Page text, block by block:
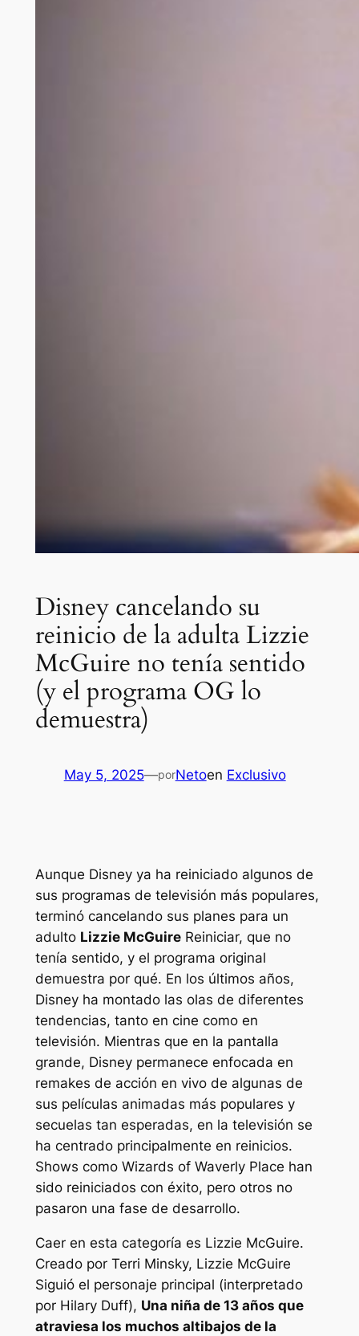
Disney cancelando su
reinicio de la adulta Lizzie
McGuire no tenía sentido
(y el programa OG lo
demuestra)
May 5, 2025—porNetoen Exclusivo
Aunque Disney ya ha reiniciado algunos de
sus programas de televisión más populares,
terminó cancelando sus planes para un
adulto Lizzie McGuireReiniciar, que no
tenía sentido, y el programa original
demuestra por qué. En los últimos años,
Disney ha montado las olas de diferentes
tendencias, tanto en cine como en
televisión. Mientras que en la pantalla
grande, Disney permanece enfocada en
remakes de acción en vivo de algunas de
sus películas animadas más populares y
secuelas tan esperadas, en la televisión se
ha centrado principalmente en reinicios.
Shows como Wizards of Waverly Place han
sido reiniciados con éxito, pero otros no
pasaron una fase de desarrollo.
Caer en esta categoría es Lizzie McGuire.
Creado por Terri Minsky, Lizzie McGuire
Siguió el personaje principal (interpretado
por Hilary Duff), Una niña de 13 años que
atraviesa los muchos altibajos de la